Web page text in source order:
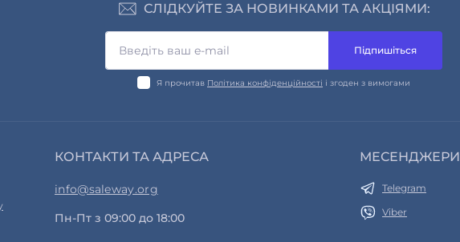
СЛІДКУЙТЕ ЗА НОВИНКАМИ ТА АКЦІЯМИ:
Підпишіться
Я прочитав Політика конфіденційності і згоден з вимогами
КОНТАКТИ ТА АДРЕСА
info@saleway.org
Пн-Пт з 09:00 до 18:00
МЕСЕНДЖЕРИ
Telegram
Viber